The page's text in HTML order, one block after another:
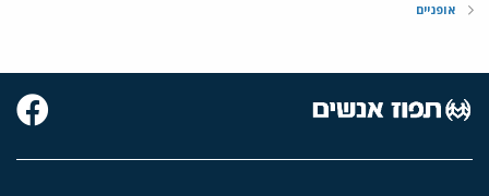
אופניים